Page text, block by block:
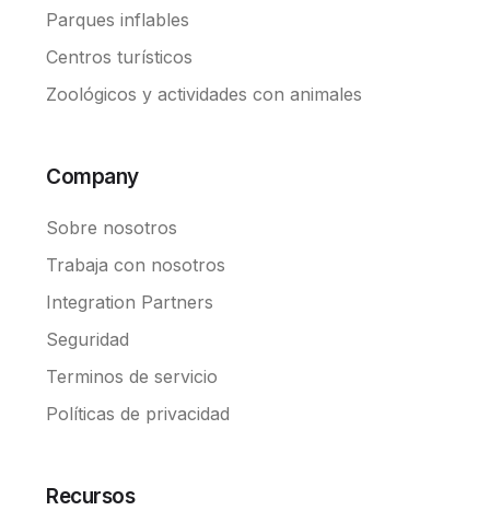
Parques inflables
Centros turísticos
Zoológicos y actividades con animales
Company
Sobre nosotros
Trabaja con nosotros
Integration Partners
Seguridad
Terminos de servicio
Políticas de privacidad
Recursos